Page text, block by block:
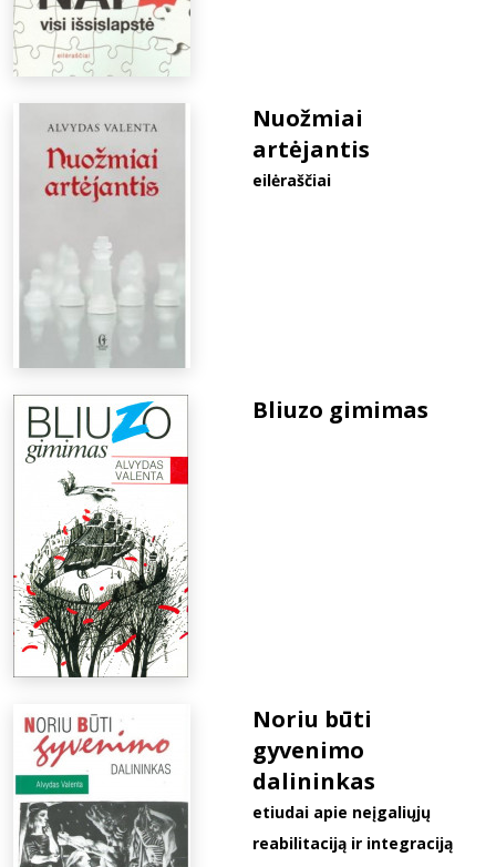
Nuožmiai
artėjantis
eilėraščiai
Bliuzo gimimas
Noriu būti
gyvenimo
dalininkas
etiudai apie neįgaliųjų
reabilitaciją ir integraciją